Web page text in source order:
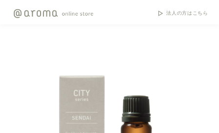
法人の方はこちら